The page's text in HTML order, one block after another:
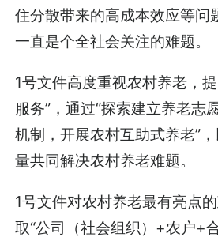
住分散带来的高成本效应等问
一直是个全社会关注的难题。
1号文件高度重视农村养老，
服务”，通过“探索建立养老志
机制，开展农村互助式养老”
量共同解决农村养老难题。
1号文件对农村养老最有亮点
取“公司（社会组织）+农户+